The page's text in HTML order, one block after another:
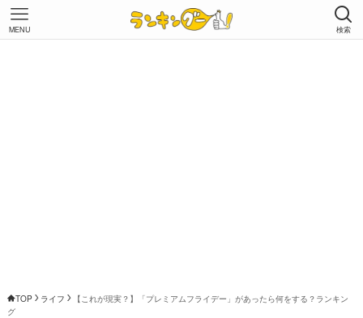
検索
MENU
TOP ライフ
【これが現実？】「プレミアムフライデー」があったら何をする？ランキン
グ